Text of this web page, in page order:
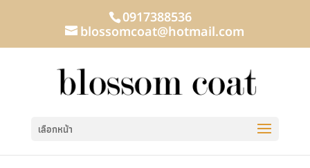
0917388536
blossomcoat@hotmail.com
เลือกหน้า